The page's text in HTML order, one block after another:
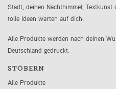
Stadt, deinen Nachthimmel,
tolle Ideen warten auf dich.
Alle Produkte werden nach deinen
Deutschland gedruckt.
STÖBERN
Alle Produkte